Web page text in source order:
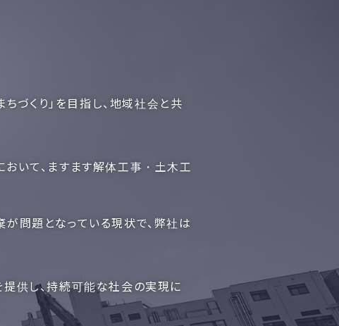
づくり」を目指し、地域社会と共
いて、ますます解体工事・土木工
問題となっている現状で、弊社は
供し、持続可能な社会の実現に